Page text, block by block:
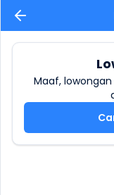
Maaf,